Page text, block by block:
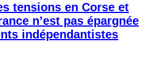
tensions en Corse et
n’est pas épargnée
indépendantistes